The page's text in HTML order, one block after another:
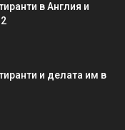
в Англия и
и делата им в